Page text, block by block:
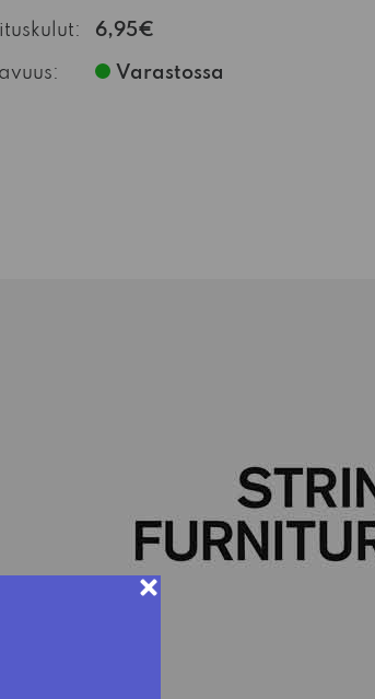
6,95€
Varastossa